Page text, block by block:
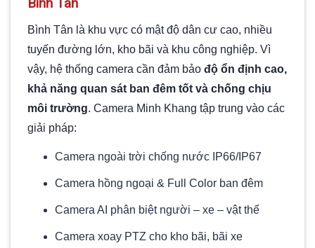
Bình Tân là khu vực có mật độ dân cư cao, nhiều
tuyến đường lớn, kho bãi và khu công nghiệp. Vì
vậy, hệ thống camera cần đảm bảo độ ổn định cao,
khả năng quan sát ban đêm tốt và chống chịu
môi trường. Camera Minh Khang tập trung vào các
giải pháp:
Camera ngoài trời chống nước IP66/IP67
Camera hồng ngoại & Full Color ban đêm
Camera AI phân biệt người – xe – vật thể
Camera xoay PTZ cho kho bãi, bãi xe